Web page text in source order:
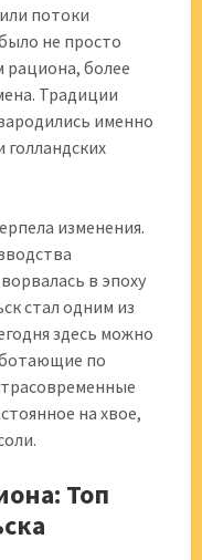
потоки
не просто
более
Традиции
именно
голландских
изменения.
в эпоху
стал одним из
здесь можно
по
на хвое,
Топ